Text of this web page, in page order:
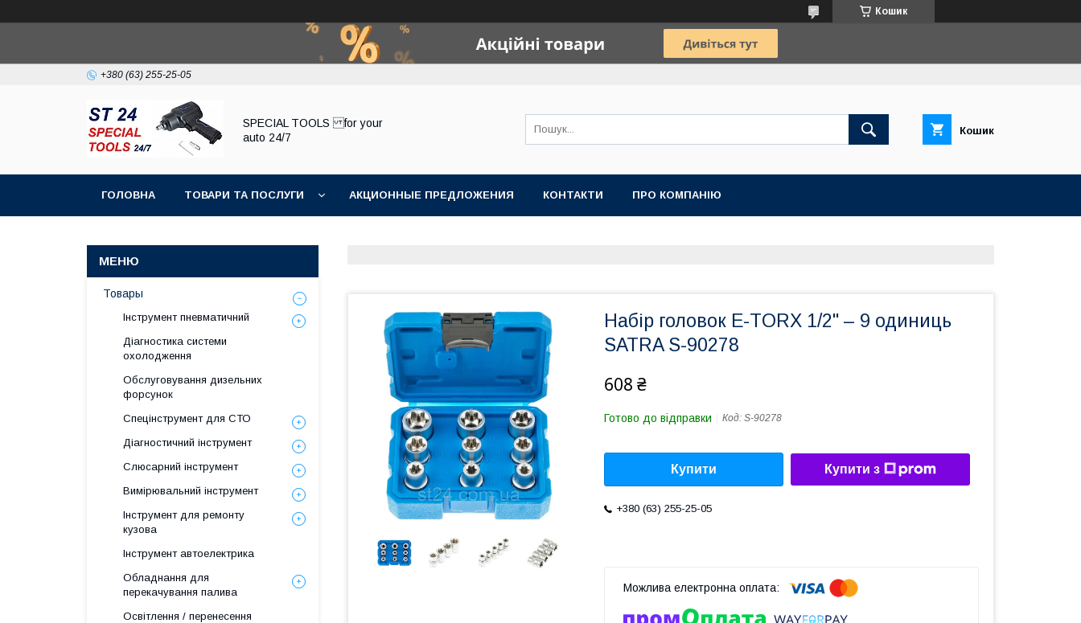
Кошик
+380 (63) 255-25-05
SPECIAL TOOLS for your
auto 24/7
Кошик
ГОЛОВНА ТОВАРИ ТА ПОСЛУГИ АКЦИОННЫЕ ПРЕДЛОЖЕНИЯ КОНТАКТИ ПРО КОМПАНІЮ
Набір головок E-TORX 1/2" – 9 одиниць
SATRA S-90278
608 ₴
Готово до відправки Код: S-90278
Купити Купити з
+380 (63) 255-25-05
Товары
Інструмент пневматичний
Діагностика системи
охолодження
Обслуговування дизельних
форсунок
Спецінструмент для СТО
Діагностичний інструмент
Слюсарний інструмент
Вимірювальний інструмент
Інструмент для ремонту
кузова
Інструмент автоелектрика
Обладнання для
перекачування палива
Освітлення / перенесення